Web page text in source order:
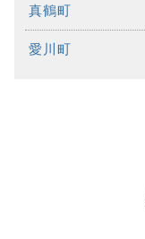
真鶴町
愛川町